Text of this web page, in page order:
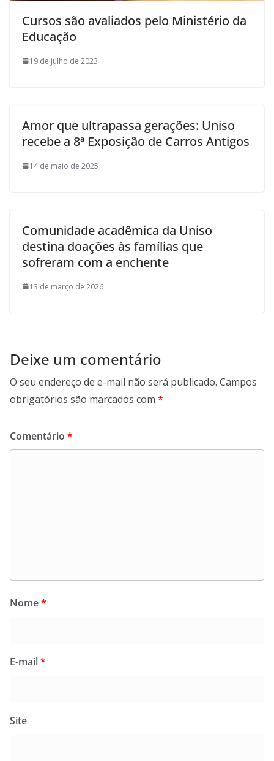
Cursos são avaliados pelo Ministério da
Educação
19 de julho de 2023
Amor que ultrapassa gerações: Uniso
recebe a 8ª Exposição de Carros Antigos
14 de maio de 2025
Comunidade acadêmica da Uniso
destina doações às famílias que
sofreram com a enchente
13 de março de 2026
Deixe um comentário
O seu endereço de e-mail não será publicado. Campos
obrigatórios são marcados com *
Comentário *
Nome*
E-mail*
Site